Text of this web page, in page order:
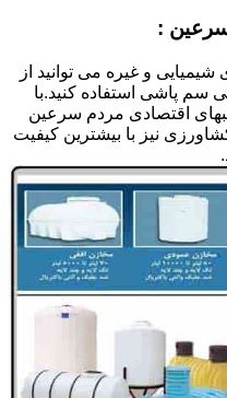
:
و غیره می توانید از
سم پاشی استفاده کنید.با
اقتصادی مردم سرعین
نیز با بیشترین کیفیت